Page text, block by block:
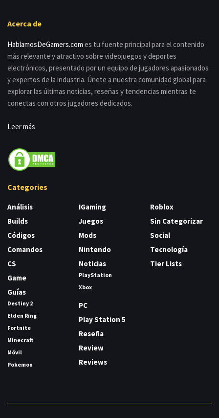
Acerca de
HablamosDeGamers.com es tu fuente principal para el contenido
más relevante y atractivo sobre videojuegos y deportes
electrónicos, presentado por un equipo de jugadores apasionados
y expertos de la industria. Únete a nuestra comunidad global para
explorar las últimas noticias, reseñas y tendencias mientras te
conectas con otros jugadores dedicados.
Leer más
Categories
Análisis
Builds
Códigos
Comandos
CS
Game
Guías
Destiny 2
Elden Ring
Fortnite
Minecraft
Móvil
Pokemon
IGaming
Juegos
Mods
Nintendo
Noticias
PlayStation
Xbox
PC
Play Station 5
Reseña
Review
Reviews
Roblox
Sin Categorizar
Social
Tecnología
Tier Lists